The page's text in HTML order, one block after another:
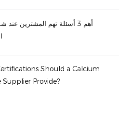
أهم 3 أسئلة تهم المشترين عند
Should a Calcium
Supplier Provide?